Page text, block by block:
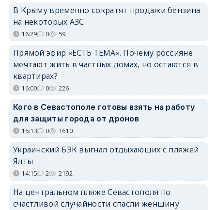
В Крыму временно сократят продажи бензина
на некоторых АЗС
16:29 0 59
Прямой эфир «ЕСТЬ ТЕМА». Почему россияне
мечтают жить в частных домах, но остаются в
квартирах?
16:00 0 226
Кого в Севастополе готовы взять на работу
для защиты города от дронов
15:13 0 1610
Украинский БЭК выгнал отдыхающих с пляжей
Ялты
14:15 2 2192
На центральном пляже Севастополя по
счастливой случайности спасли женщину